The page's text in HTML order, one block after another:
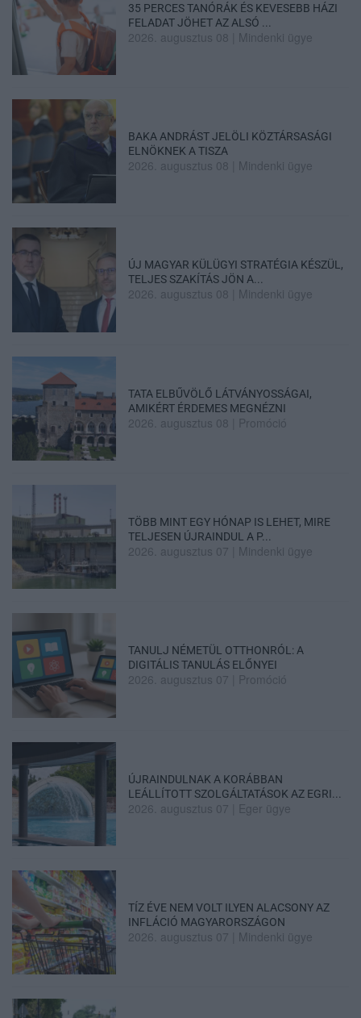
35 PERCES TANÓRÁK ÉS KEVESEBB HÁZI
FELADAT JÖHET AZ ALSÓ ...
2026. augusztus 08 Mindenki ügye
BAKA ANDRÁST JELÖLI KÖZTÁRSASÁGI
ELNÖKNEK A TISZA
2026. augusztus 08 Mindenki ügye
ÚJ MAGYAR KÜLÜGYI STRATÉGIA KÉSZÜL,
TELJES SZAKÍTÁS JÖN A...
2026. augusztus 08 Mindenki ügye
TATA ELBŰVÖLŐ LÁTVÁNYOSSÁGAI,
AMIKÉRT ÉRDEMES MEGNÉZNI
2026. augusztus 08 Promóció
TÖBB MINT EGY HÓNAP IS LEHET, MIRE
TELJESEN ÚJRAINDUL A P...
2026. augusztus 07 Mindenki ügye
TANULJ NÉMETÜL OTTHONRÓL: A
DIGITÁLIS TANULÁS ELŐNYEI
2026. augusztus 07 Promóció
ÚJRAINDULNAK A KORÁBBAN
LEÁLLÍTOTT SZOLGÁLTATÁSOK AZ EGRI...
2026. augusztus 07 Eger ügye
TÍZ ÉVE NEM VOLT ILYEN ALACSONY AZ
INFLÁCIÓ MAGYARORSZÁGON
2026. augusztus 07 Mindenki ügye